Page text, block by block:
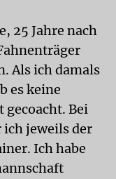
25 Jahre nach
Als ich damals
es keine
Bei
ich jeweils der
Ich habe